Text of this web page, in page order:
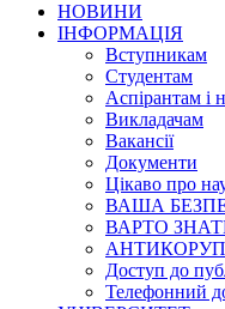
НОВИНИ
ІНФОРМАЦІЯ
Вступникам
Студентам
Аспірантам і
Викладачам
Вакансії
Документи
Цікаво про
ВАША
ВАРТО
Доступ до
Телефонний